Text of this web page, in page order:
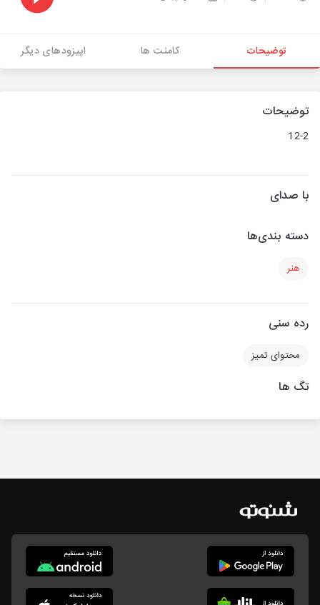
توضیحات کامنت ها اپیزودهای دیگر
توضیحات
12-2
با صدای
دسته بندی‌ها
هنر
رده سنی
محتوای تمیز
تگ ها